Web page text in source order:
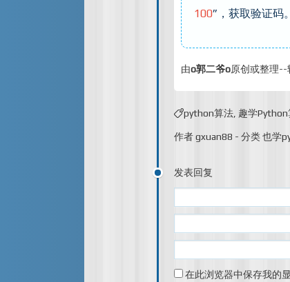
100”，获取验证码。
由o郭二爷o原创或整理--
python算法 趣学
作者gxuan88 - 分类也学
发表回复
在此浏览器中保存我的